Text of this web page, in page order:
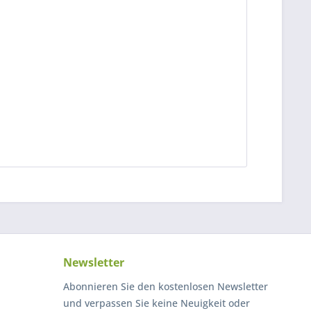
Newsletter
Abonnieren Sie den kostenlosen Newsletter
und verpassen Sie keine Neuigkeit oder